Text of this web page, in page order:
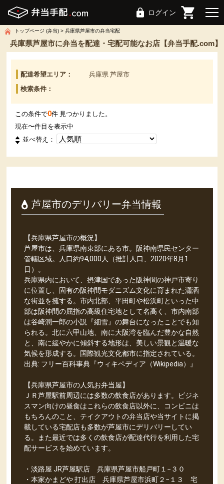
ログイン
トップページ (弁当) 兵庫県芦屋市の弁当宅配
兵庫県芦屋市に弁当を配達・宅配可能なお店【弁当手配.com】
配達希望エリア：
兵庫県 芦屋市
検索条件：
この条件で0件 見つかりました。
現在〜件目を表示中
並べ替え：
芦屋市のデリバリー弁当情報
【兵庫県芦屋市の概況】
芦屋市は、兵庫県南東部にある市。阪神南県民センター
管轄区域。人口約94,000人（推計人口、2020年8月1
日）。
兵庫県内において、摂津国であった阪神間の神戸市寄り
に位置し、固有の阪神間モダニズム文化に育まれた瀟洒
な街並を擁する。市内北部、平田町や松浜町といった中
部は阪神間の屈指の高級住宅地として名高く、市内南部
は谷崎潤一郎の小説『細雪』の舞台になったことでも知
られる。北に六甲山地、南に大阪湾を臨んだ豊かな自然
と、南に緩やかに傾斜する地形は、美しい景観と温暖な
気候を形成する。国際観光文化都市に指定されている。
出典: フリー百科事典『ウィキペディア（Wikipedia）』
【兵庫県芦屋市の人気お弁当屋】
ＪＲ芦屋駅前周辺には多数の飲食店があります。ビジネ
スマン向けの昼食はこれらの飲食店以外に、コンビニは
もちろんのこと、テイクアウトの弁当店や当サイトに掲
載している宅配店も多数が芦屋市にデリバリーしてい
る。また最近では多くの飲食店が配達代行を利用した宅
配サービスを始めています。
・淡路屋 JR芦屋駅店 兵庫県芦屋市船戸町１−３０
・本家かまどや 打出店 兵庫県芦屋市浜町２−１３ 宅